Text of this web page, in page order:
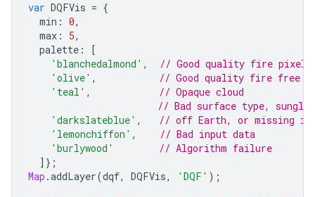
var DQFVis = {
min : 0,
max : 5,
palette :
[
'blanchedalmond' ,
// Good quality fire pixel
'olive' ,
// Good quality fire free
'teal' ,
// Opaque cloud
// Bad surface type,
'darkslateblue' ,
// off Earth, or missing
'lemonchiffon' ,
// Bad input data
'burlywood'
// Algorithm failure
]};
Map .addLayer(dqf, DQFVis, 'DQF' );